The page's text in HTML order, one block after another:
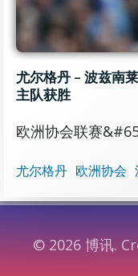
尤尔格丹 – 波兹南
主队获胜
欧洲协会联赛
尤尔格丹 欧洲协会
© 2026 博讯.